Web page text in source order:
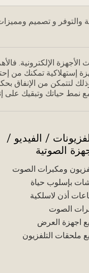
والتوفر و تصميم
الأجهزة الإلكترونية.
إستهلاكية تمكنك من
لتتمكن من الإنفاق
نمط حياتك وتبقيك على
/ الفيديو /
الصوتية
ومكبرات الصوت
بإسلوب حياة
أذن لاسلكية
الصوت
اجهزة العرض
ملحقات التلفزيون